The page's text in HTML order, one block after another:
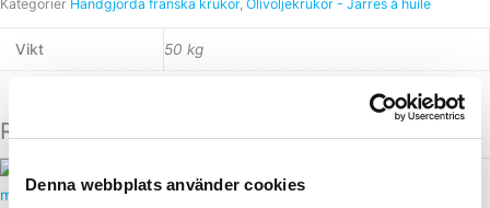
Denna webbplats använder cookies
Kategorier Handgjorda franska krukor, Olivoljekrukor - Jarres à huile
Vikt 50 kg
Relaterade produkter
här